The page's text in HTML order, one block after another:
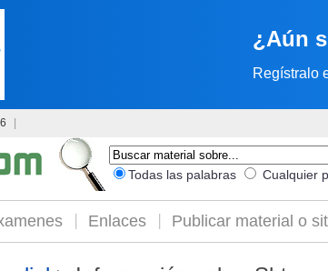
¿Aún
Regístralo
Todas las palabras Cualquier
Enlaces Publicar material o